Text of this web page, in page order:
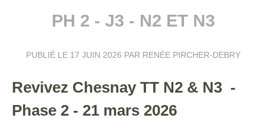
PH 2 - J3 - N2 ET N3
PUBLIÉ LE 17 JUIN 2026 PAR RENÉE PIRCHER-DEBRY
Revivez Chesnay TT N2 & N3 -
Phase 2 - 21 mars 2026